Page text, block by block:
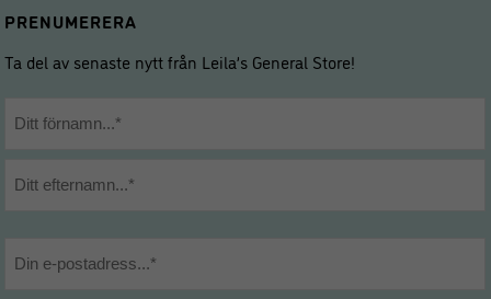
PRENUMERERA
Ta del av senaste nytt från Leila’s General Store!